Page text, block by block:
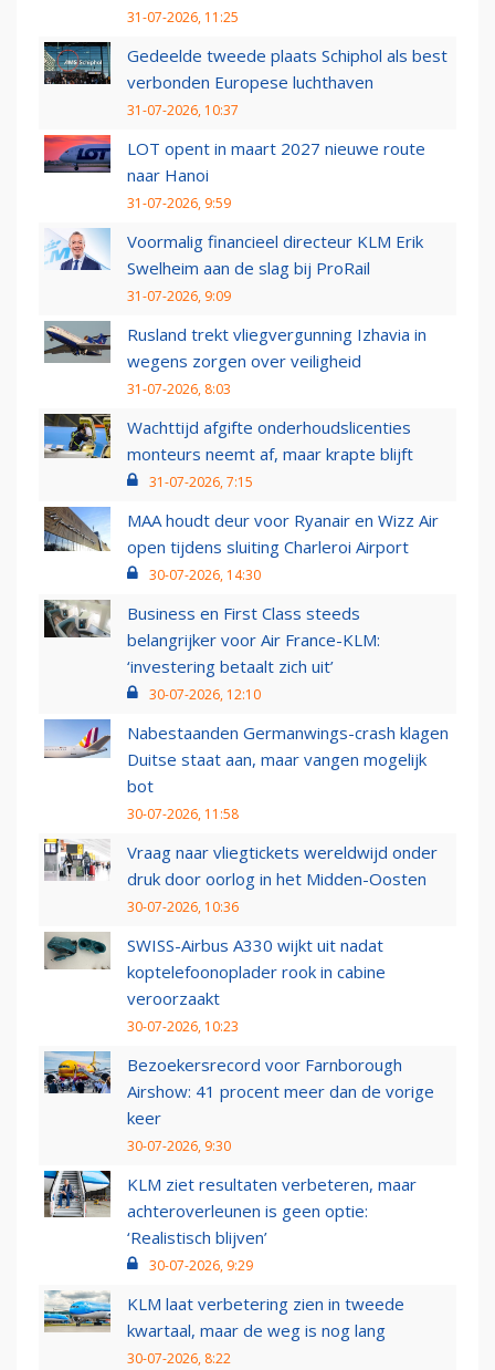
31-07-2026, 11:25
Gedeelde tweede plaats Schiphol als best
verbonden Europese luchthaven
31-07-2026, 10:37
LOT opent in maart 2027 nieuwe route
naar Hanoi
31-07-2026, 9:59
Voormalig financieel directeur KLM Erik
Swelheim aan de slag bij ProRail
31-07-2026, 9:09
Rusland trekt vliegvergunning Izhavia in
wegens zorgen over veiligheid
31-07-2026, 8:03
Wachttijd afgifte onderhoudslicenties
monteurs neemt af, maar krapte blijft
31-07-2026, 7:15
MAA houdt deur voor Ryanair en Wizz Air
open tijdens sluiting Charleroi Airport
30-07-2026, 14:30
Business en First Class steeds
belangrijker voor Air France-KLM:
‘investering betaalt zich uit’
30-07-2026, 12:10
Nabestaanden Germanwings-crash klagen
Duitse staat aan, maar vangen mogelijk
bot
30-07-2026, 11:58
Vraag naar vliegtickets wereldwijd onder
druk door oorlog in het Midden-Oosten
30-07-2026, 10:36
SWISS-Airbus A330 wijkt uit nadat
koptelefoonoplader rook in cabine
veroorzaakt
30-07-2026, 10:23
Bezoekersrecord voor Farnborough
Airshow: 41 procent meer dan de vorige
keer
30-07-2026, 9:30
KLM ziet resultaten verbeteren, maar
achteroverleunen is geen optie:
‘Realistisch blijven’
30-07-2026, 9:29
KLM laat verbetering zien in tweede
kwartaal, maar de weg is nog lang
30-07-2026, 8:22